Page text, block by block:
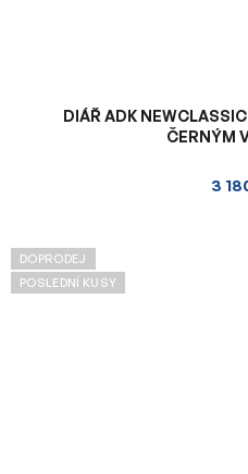
DIÁŘ ADK
ČERNÝM
3
DOPRODEJ
POSLEDNÍ KUSY